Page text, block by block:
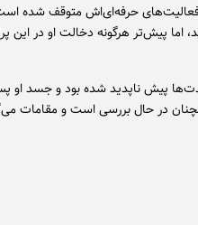
حرفه‌ای‌اش متوقف شده
پیش‌تر هرگونه دخالت او در این
مدت‌ها پیش ناپدید شده بود و جسد او
در حال بررسی است و مقامات